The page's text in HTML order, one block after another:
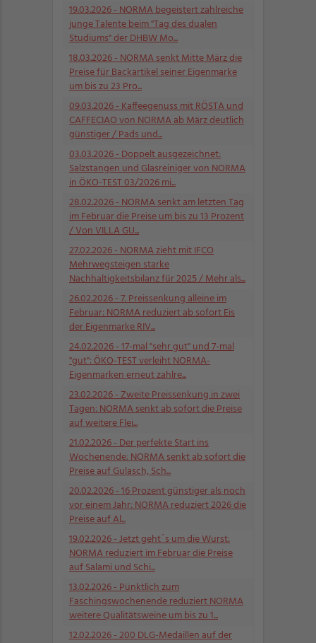
19.03.2026- NORMA begeistert zahlreiche
junge Talente beim "Tag des dualen
Studiums" der DHBW Mo...
18.03.2026- NORMA senkt Mitte März die
Preise für Backartikel seiner Eigenmarke
um bis zu 23 Pro...
09.03.2026- Kaffeegenuss mit RÖSTA und
CAFFECIAO von NORMA ab März deutlich
günstiger / Pads und...
03.03.2026- Doppelt ausgezeichnet:
Salzstangen und Glasreiniger von NORMA
in ÖKO-TEST 03/2026 mi...
28.02.2026- NORMA senkt am letzten Tag
im Februar die Preise um bis zu 13 Prozent
/ Von VILLA GU...
27.02.2026- NORMA zieht mit IFCO
Mehrwegsteigen starke
Nachhaltigkeitsbilanz für 2025 / Mehr als...
26.02.2026- 7. Preissenkung alleine im
Februar: NORMA reduziert ab sofort Eis
der Eigenmarke RIV...
24.02.2026- 17-mal "sehr gut" und 7-mal
"gut": ÖKO-TEST verleiht NORMA-
Eigenmarken erneut zahlre...
23.02.2026- Zweite Preissenkung in zwei
Tagen: NORMA senkt ab sofort die Preise
auf weitere Flei...
21.02.2026- Der perfekte Start ins
Wochenende: NORMA senkt ab sofort die
Preise auf Gulasch, Sch...
20.02.2026- 16 Prozent günstiger als noch
vor einem Jahr: NORMA reduziert 2026 die
Preise auf Al...
19.02.2026- Jetzt geht´s um die Wurst:
NORMA reduziert im Februar die Preise
auf Salami und Schi...
13.02.2026- Pünktlich zum
Faschingswochenende reduziert NORMA
weitere Qualitätsweine um bis zu 1...
12.02.2026- 200 DLG-Medaillen auf der